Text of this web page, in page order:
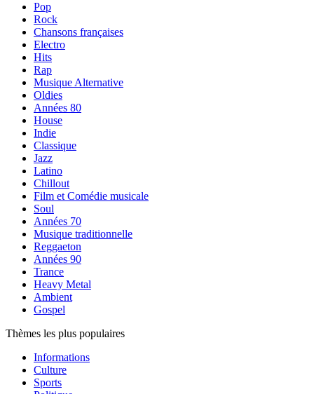
Pop
Rock
Chansons françaises
Electro
Hits
Rap
Musique Alternative
Oldies
Années 80
House
Indie
Classique
Jazz
Latino
Chillout
Film et Comédie musicale
Soul
Années 70
Musique traditionnelle
Reggaeton
Années 90
Trance
Heavy Metal
Ambient
Gospel
Thèmes les plus populaires
Informations
Culture
Sports